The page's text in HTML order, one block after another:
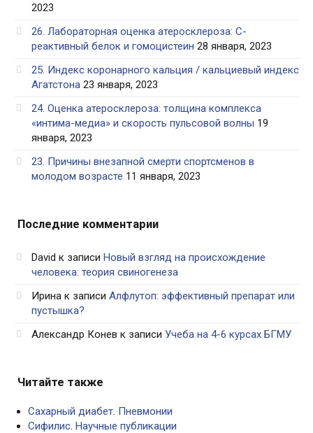
2023
26. Лабораторная оценка атеросклероза: С-
реактивный белок и гомоцистеин 28 января, 2023
25. Индекс коронарного кальция / кальциевый индекс
Агатстона 23 января, 2023
24. Оценка атеросклероза: толщина комплекса
«интима-медиа» и скорость пульсовой волны 19
января, 2023
23. Причины внезапной смерти спортсменов в
молодом возрасте 11 января, 2023
Последние комментарии
David к записи Новый взгляд на происхождение
человека: теория свиногенеза
Ирина к записи Алфлутоп: эффективный препарат или
пустышка?
Александр Конев к записи Учеба на 4-6 курсах БГМУ
Читайте также
Сахарный диабет. Пневмонии
Сифилис. Научные публикации